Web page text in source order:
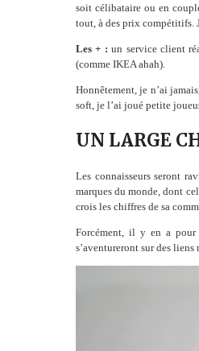
soit célibataire ou en
tout, à des prix compétitifs.
Les + : un service client
(comme IKEA ahah).
Honnêtement, je n’ai
soft, je l’ai joué petite
UN LARGE
Les connaisseurs seront
marques du monde, dont
crois les chiffres de sa
Forcément, il y en a pour
s’aventureront sur des liens